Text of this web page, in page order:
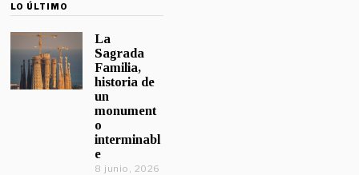
LO ÚLTIMO
La
Sagrada
Familia,
historia de
un
monument
o
interminabl
e
8 junio, 2026